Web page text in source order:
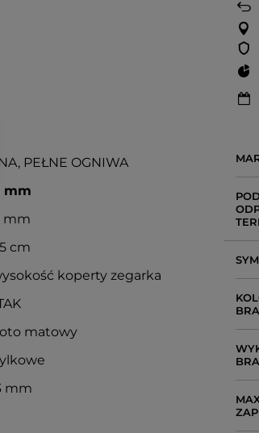
PEŁNE OGNIWA
mm
mm
cm
koperty zegarka
matowy
mm